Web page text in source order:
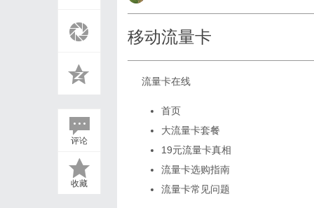
›
评论
收藏
移动流量卡
流量卡在线
首页
大流量卡套餐
19元流量卡真相
流量卡选购指南
流量卡常见问题